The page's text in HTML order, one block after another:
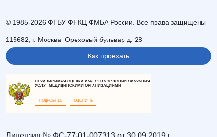
© 1985-2026 ФГБУ ФНКЦ ФМБА России. Все права защищены
115682, г. Москва, Ореховый бульвар д. 28
Как проехать
НЕЗАВИСИМАЯ ОЦЕНКА КАЧЕСТВА УСЛОВИЙ ОКАЗАНИЯ
УСЛУГ МЕДИЦИНСКИМИ ОРГАНИЗАЦИЯМИ
ПОДРОБНЕЕ ОЦЕНИТЬ